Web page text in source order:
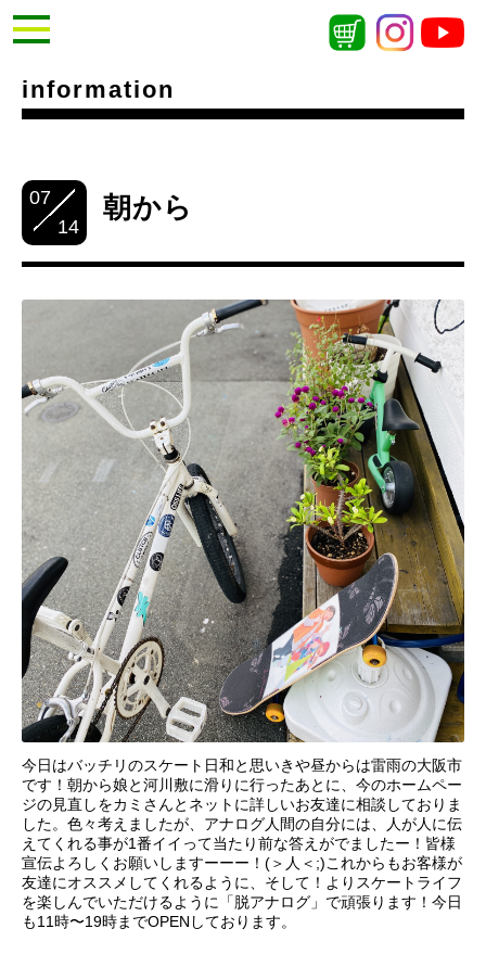
information
07
14
朝から
今日はバッチリのスケート日和と思いきや昼からは雷雨の大阪市
です！朝から娘と河川敷に滑りに行ったあとに、今のホームペー
ジの見直しをカミさんとネットに詳しいお友達に相談しておりま
した。色々考えましたが、アナログ人間の自分には、人が人に伝
えてくれる事が1番イイって当たり前な答えがでましたー！皆様
宣伝よろしくお願いしますーーー！(＞人＜;)これからもお客様が
友達にオススメしてくれるように、そして！よりスケートライフ
を楽しんでいただけるように「脱アナログ」で頑張ります！今日
も11時〜19時までOPENしております。